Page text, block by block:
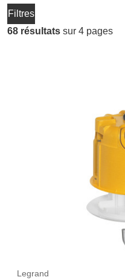
Filtres
68 résultats sur 4 pages
Legrand